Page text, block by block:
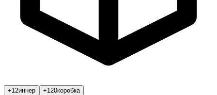
+12иннер +120коробка